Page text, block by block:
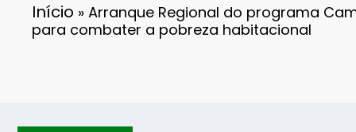
Início » Arranque Regional do programa
para combater a pobreza habitacional